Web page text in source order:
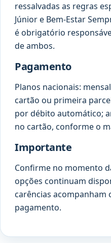
ressalvadas as regras
Júnior e Bem-Estar
é obrigatório
de ambos.
Pagamento
Planos nacionais:
cartão ou primeira
por débito automático;
no cartão, conforme o
Importante
Confirme no momento
opções continuam
carências acompanham
pagamento.